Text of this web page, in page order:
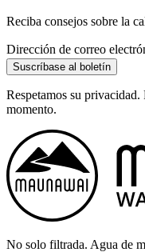
Reciba consejos sobre la
Dirección de correo
Suscríbase al boletín
Respetamos su privacidad.
momento.
No solo filtrada. Agua de